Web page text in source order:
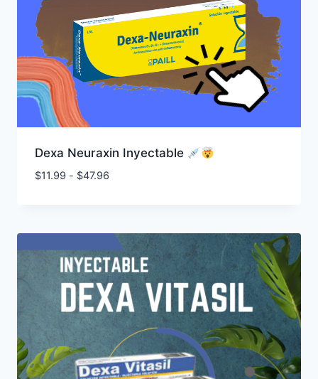
Dexa Neuraxin Inyectable
$11.99 - $47.96Rango
$11.99
hasta
$47.96